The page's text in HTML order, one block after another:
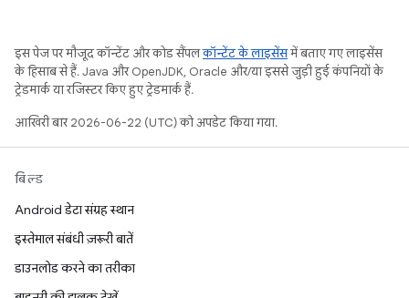
इस पेज पर मौजूद कॉन्टेंट और कोड सैंपलकॉन्टेंट के लाइसेंसमें बताए गए लाइसेंस
के हिसाब से हैं. Java और OpenJDK, Oracle और/या इससे जुड़ी हुई कंपनियों के
ट्रेडमार्क या रजिस्टर किए हुए ट्रेडमार्क हैं.
आखिरी बार 2026-06-22 (UTC) को अपडेट किया गया.
बिल्ड
Android डेटा संग्रह स्थान
इस्तेमाल संबंधी ज़रूरी बातें
डाउनलोड करने का तरीका